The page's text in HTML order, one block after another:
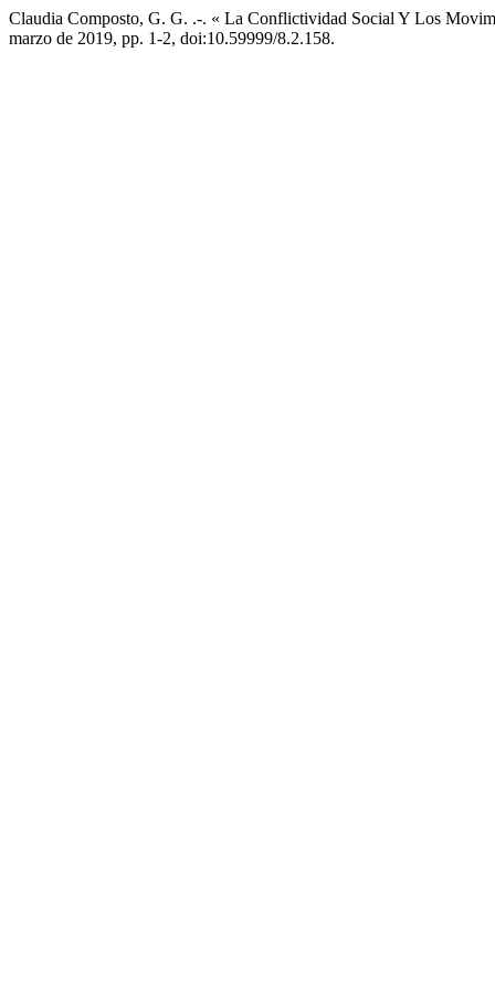
Claudia Composto, G. G. .-. « La Conflictividad Social Y Los
marzo de 2019, pp. 1-2, doi:10.59999/8.2.158.